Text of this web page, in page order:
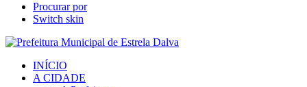
Procurar por
Switch skin
INÍCIO
A CIDADE